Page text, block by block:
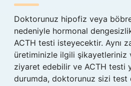
Doktorunuz hipofiz veya
nedeniyle hormonal
ACTH testi isteyecektir. Aynı
üretiminizle ilgili şikayetleriniz
ziyaret edebilir ve ACTH testi
durumda, doktorunuz sizi test